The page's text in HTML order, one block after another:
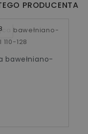
PRODUCENTA
bawełniano-